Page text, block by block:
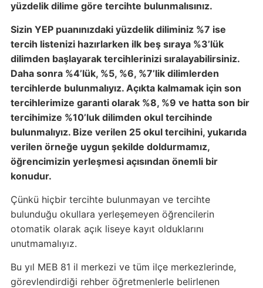
yüzdelik dilime göre tercihte bulunmalısınız.
Sizin YEP puanınızdaki yüzdelik diliminiz %7 ise
tercih listenizi hazırlarken ilk beş sıraya %3’lük
dilimden başlayarak tercihlerinizi sıralayabilirsiniz.
Daha sonra %4’lük, %5, %6, %7’lik dilimlerden
tercihlerde bulunmalıyız. Açıkta kalmamak için son
tercihlerimize garanti olarak %8, %9 ve hatta son bir
tercihimize %10’luk dilimden okul tercihinde
bulunmalıyız. Bize verilen 25 okul tercihini, yukarıda
verilen örneğe uygun şekilde doldurmamız,
öğrencimizin yerleşmesi açısından önemli bir
konudur.
Çünkü hiçbir tercihte bulunmayan ve tercihte
bulunduğu okullara yerleşemeyen öğrencilerin
otomatik olarak açık liseye kayıt olduklarını
unutmamalıyız.
Bu yıl MEB 81 il merkezi ve tüm ilçe merkezlerinde,
görevlendirdiği rehber öğretmenlerle belirlenen